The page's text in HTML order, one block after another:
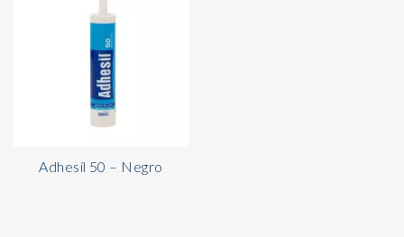
Adhesil 50 – Negro